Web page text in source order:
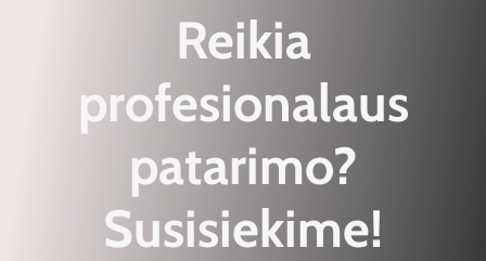
Reikia
profesionalaus
patarimo?
Susisiekime!